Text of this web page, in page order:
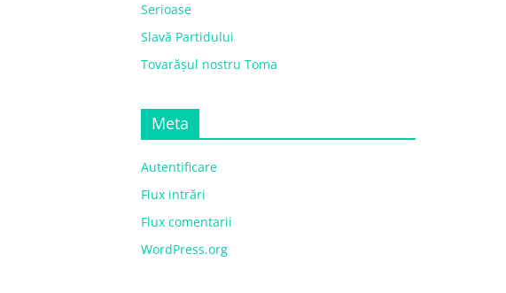
Serioase
Slavă Partidului
Tovarășul nostru Toma
Meta
Autentificare
Flux intrări
Flux comentarii
WordPress.org